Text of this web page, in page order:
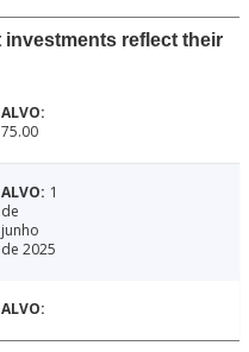
investments reflect their
75.00
1
de
junho
de 2025